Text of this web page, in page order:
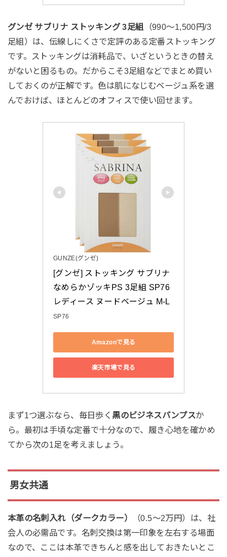
グンゼ サブリナ ストッキング 3足組
（990〜1,500円/3
足組）は、伝線しにくさで定評のある定番ストッキング
です。ストッキングは消耗品で、いざというときの替え
がないと困るもの。だからこそ3足組などでまとめ買い
しておくのが正解です。色は肌になじむベージュ系を選
んでおけば、ほとんどのオフィスで使い回せます。
GUNZE(グンゼ)
[グンゼ] ストッキング サブリナ
なめらかゾッキPS 3足組 SP76
レディース ヌードベージュ M-L
SP76
Amazonで見る
楽天市場で見る
まず1つ選ぶなら、毎日歩く 黒のビジネスパンプスか
ら。最初は手頃な定番で十分なので、履き心地を確かめ
てから次の1足を考えましょう。
男女共通
本革の名刺入れ（ダークカラー）
（0.5〜2万円）は、社
会人の必需品です。名刺交換は第一印象を左右する場面
なので、ここは本革できちんと感を出しておきたいとこ